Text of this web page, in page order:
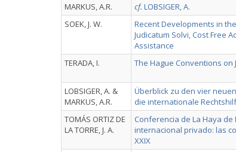
MARKUS, A.R.
cf. LOBSIGER, A.
SOEK, J. W.
Recent Developments in
Judicatum Solvi, Cost Free
Assistance
TERADA, I. The Hague Conventions on
LOBSIGER, A. &
MARKUS, A.R.
Überblick zu den vier
die internationale
TOMÁS ORTIZ DE
LA TORRE, J. A.
Conferencia de La Haya de
internacional privado: las
XXIX